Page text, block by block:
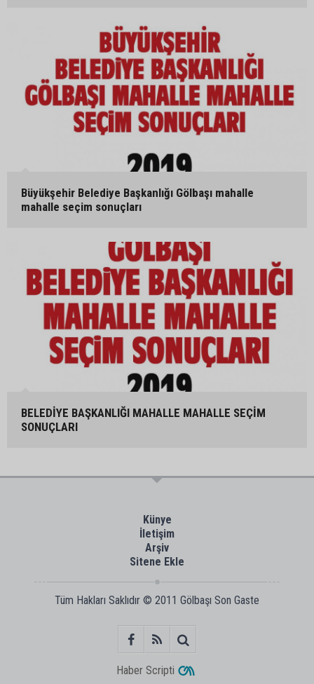
Büyükşehir Belediye Başkanlığı Gölbaşı mahalle
mahalle seçim sonuçları
BELEDİYE BAŞKANLIĞI MAHALLE MAHALLE SEÇİM
SONUÇLARI
Künye
İletişim
Arşiv
Sitene Ekle
Tüm Hakları Saklıdır © 2011 Gölbaşı Son Gaste
Haber Scripti